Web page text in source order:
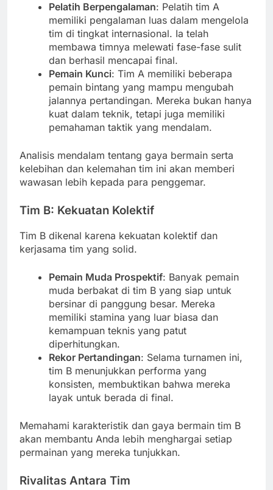
Pelatih Berpengalaman: Pelatih tim A
memiliki pengalaman luas dalam mengelola
tim di tingkat internasional. Ia telah
membawa timnya melewati fase-fase sulit
dan berhasil mencapai final.
Pemain Kunci: Tim A memiliki beberapa
pemain bintang yang mampu mengubah
jalannya pertandingan. Mereka bukan hanya
kuat dalam teknik, tetapi juga memiliki
pemahaman taktik yang mendalam.
Analisis mendalam tentang gaya bermain serta
kelebihan dan kelemahan tim ini akan memberi
wawasan lebih kepada para penggemar.
Tim B: Kekuatan Kolektif
Tim B dikenal karena kekuatan kolektif dan
kerjasama tim yang solid.
Pemain Muda Prospektif: Banyak pemain
muda berbakat di tim B yang siap untuk
bersinar di panggung besar. Mereka
memiliki stamina yang luar biasa dan
kemampuan teknis yang patut
diperhitungkan.
Rekor Pertandingan: Selama turnamen ini,
tim B menunjukkan performa yang
konsisten, membuktikan bahwa mereka
layak untuk berada di final.
Memahami karakteristik dan gaya bermain tim B
akan membantu Anda lebih menghargai setiap
permainan yang mereka tunjukkan.
Rivalitas Antara Tim